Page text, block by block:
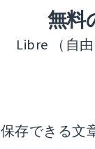
無料
Libre （自
保存できる文